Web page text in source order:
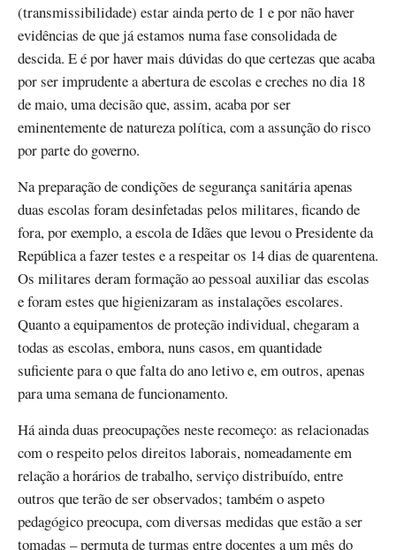
(transmissibilidade) estar ainda perto de 1 e por não haver
evidências de que já estamos numa fase consolidada de
descida. E é por haver mais dúvidas do que certezas que acaba
por ser imprudente a abertura de escolas e creches no dia 18
de maio, uma decisão que, assim, acaba por ser
eminentemente de natureza política, com a assunção do risco
por parte do governo.
Na preparação de condições de segurança sanitária apenas
duas escolas foram desinfetadas pelos militares, ficando de
fora, por exemplo, a escola de Idães que levou o Presidente da
República a fazer testes e a respeitar os 14 dias de quarentena.
Os militares deram formação ao pessoal auxiliar das escolas
e foram estes que higienizaram as instalações escolares.
Quanto a equipamentos de proteção individual, chegaram a
todas as escolas, embora, nuns casos, em quantidade
suficiente para o que falta do ano letivo e, em outros, apenas
para uma semana de funcionamento.
Há ainda duas preocupações neste recomeço: as relacionadas
com o respeito pelos direitos laborais, nomeadamente em
relação a horários de trabalho, serviço distribuído, entre
outros que terão de ser observados; também o aspeto
pedagógico preocupa, com diversas medidas que estão a ser
tomadas – permuta de turmas entre docentes a um mês do